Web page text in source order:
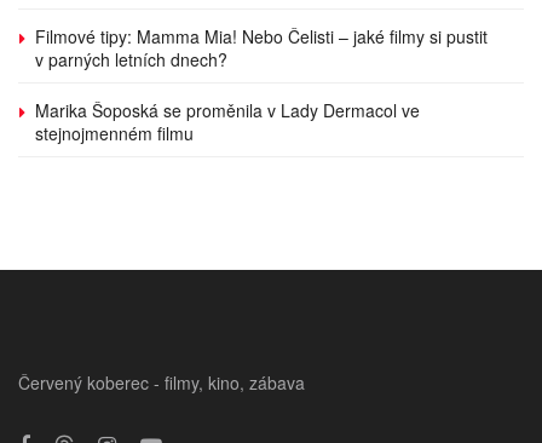
Filmové tipy: Mamma Mia! Nebo Čelisti – jaké filmy si pustit
v parných letních dnech?
Marika Šoposká se proměnila v Lady Dermacol ve
stejnojmenném filmu
Červený koberec - filmy, kino, zábava